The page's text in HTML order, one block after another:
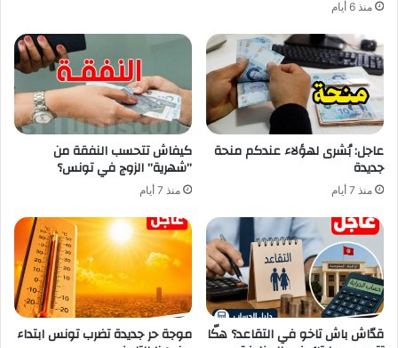
منذ 6 أيام
عاجل: بُشرى لهؤلاء عندكم منحة
جديدة
منذ 7 أيام
كيفاش تتحسب النفقة من
”شهرية” الزوج في تونس؟
منذ 7 أيام
قدّاش باش تاخو في التقاعد؟ هكّا موجة حر جديدة تضرب تونس ابتداء